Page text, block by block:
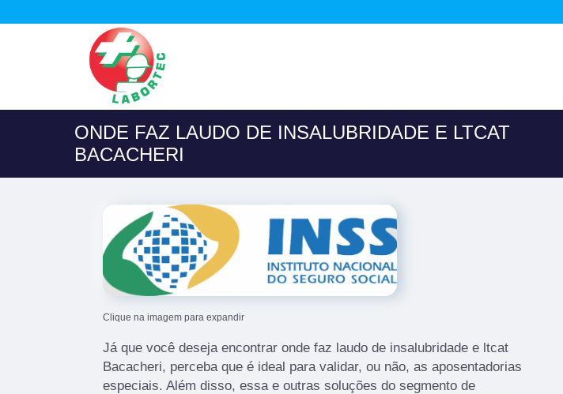
ONDE FAZ LAUDO DE INSALUBRIDADE E LTCAT
BACACHERI
Clique na imagem para expandir
Já que você deseja encontrar onde faz laudo de insalubridade e ltcat
Bacacheri, perceba que é ideal para validar, ou não, as aposentadorias
especiais. Além disso, essa e outras soluções do segmento de